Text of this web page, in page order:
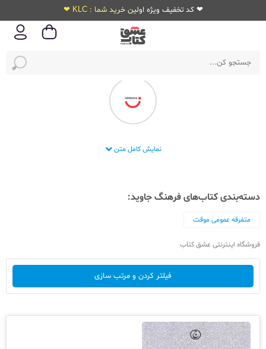
❤ کد تخفیف ویژه اولین خرید شما : KLC ❤
انتشارات فرهنگ جاوید
نمایش کامل متن
دسته‌بندی کتاب‌های فرهنگ جاوید:
متفرقه عمومی موقت
فروشگاه اینترنتی عشق کتاب
فیلتر کردن و مرتب سازی